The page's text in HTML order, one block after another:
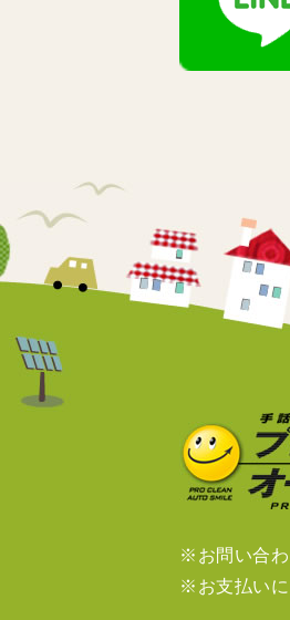
※お問い合わ
※お支払いに